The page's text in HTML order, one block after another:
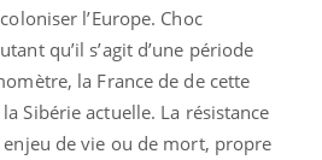
l’Europe. Choc
qu’il s’agit d’une période
la France de de cette
Sibérie actuelle. La résistance
de vie ou de mort, propre